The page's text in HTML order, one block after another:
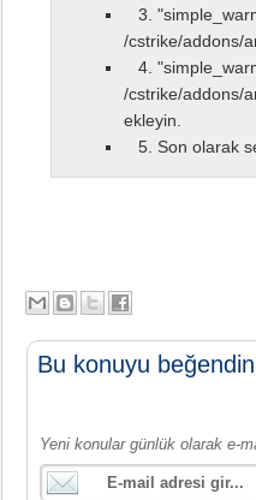
3.
/cstrike/addons/
4.
/cstrike/addons/
ekleyin.
5. Son olarak
Bu konuyu
Yeni konular günlük olarak e-